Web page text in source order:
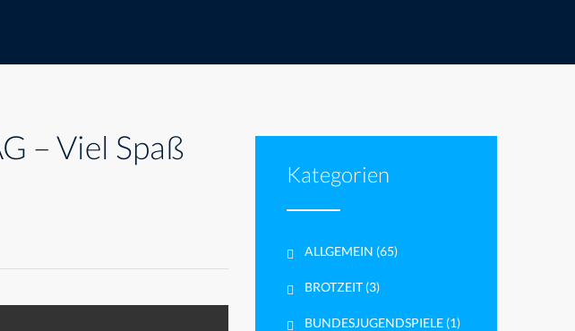
– Viel Spaß
Kategorien
ALLGEMEIN (65)
BROTZEIT (3)
BUNDESJUGENDSPIELE (1)